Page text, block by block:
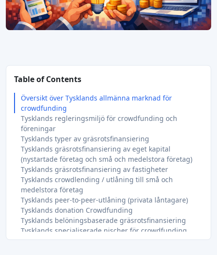
Table of Contents
Översikt över Tysklands allmänna marknad för
crowdfunding
Tysklands regleringsmiljö för crowdfunding och
föreningar
Tysklands typer av gräsrotsfinansiering
Tysklands gräsrotsfinansiering av eget kapital
(nystartade företag och små och medelstora företag)
Tysklands gräsrotsfinansiering av fastigheter
Tysklands crowdlending / utlåning till små och
medelstora företag
Tysklands peer-to-peer-utlåning (privata låntagare)
Tysklands donation Crowdfunding
Tysklands belöningsbaserade gräsrotsfinansiering
Tysklands specialiserade nischer för crowdfunding